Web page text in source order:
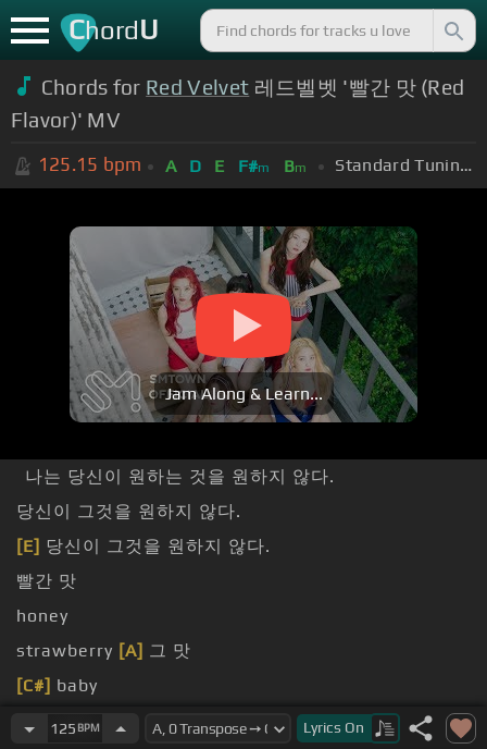
ChordU
Chords for Red Velvet 레드벨벳 '빨간 맛 (Red
Flavor)' MV
125.15 bpm A D E F#m Bm Standard Tuning (EADGBE)
Jam Along & Learn...
나는 당신이 원하는 것을 원하지 않다.
당신이 그것을 원하지 않다.
[E] 당신이 그것을 원하지 않다.
빨간 맛
honey
strawberry [A] 그 맛
[C#] baby
여름[A]그 맛
125 BPM Lyrics On